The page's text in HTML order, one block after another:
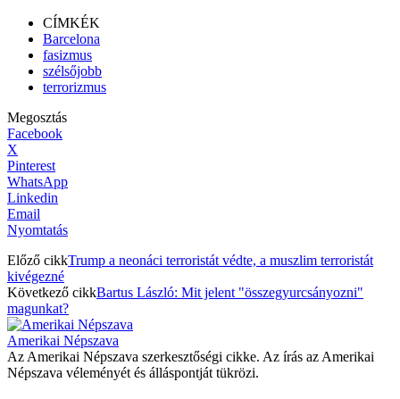
CÍMKÉK
Barcelona
fasizmus
szélsőjobb
terrorizmus
Megosztás
Facebook
X
Pinterest
WhatsApp
Linkedin
Email
Nyomtatás
Előző cikkTrump a neonáci terroristát védte, a muszlim terroristát
kivégezné
Következő cikkBartus László: Mit jelent "összegyurcsányozni"
magunkat?
Amerikai Népszava
Az Amerikai Népszava szerkesztőségi cikke. Az írás az Amerikai
Népszava véleményét és álláspontját tükrözi.